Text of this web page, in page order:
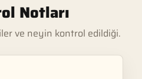
Notları
ve neyin kontrol edildiği.